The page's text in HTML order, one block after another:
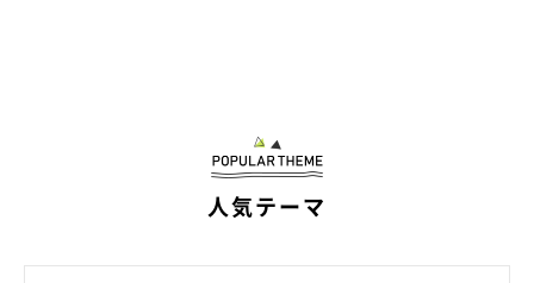
交通機関の〝外〞が暑いのでクレート内の保冷対策は万全に
人気テーマ